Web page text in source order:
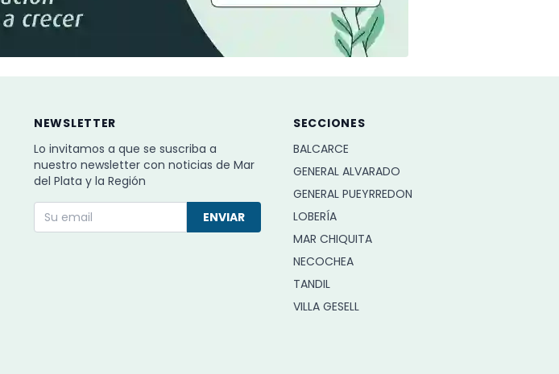
NEWSLETTER
Lo invitamos a que se suscriba a
nuestro newsletter con noticias de Mar
del Plata y la Región
ENVIAR
SECCIONES
BALCARCE
GENERAL ALVARADO
GENERAL PUEYRREDON
LOBERÍA
MAR CHIQUITA
NECOCHEA
TANDIL
VILLA GESELL